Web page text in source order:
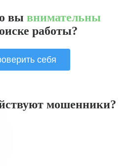
вы внимательны
работы?
себя
мошенники?